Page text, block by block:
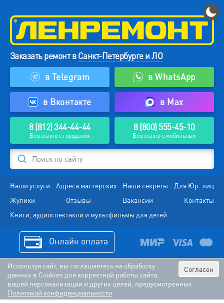
Заказать ремонт вСанкт-Петербурге и ЛО
в Telegram
в WhatsApp
в Вконтакте в Max
8 (812) 344-44-44
Бесплатно с городских
8 (800) 555-45-10
Бесплатно с мобильных
Поиск по сайту
Наши услуги Адреса мастерских Наши секреты
Для Юр. лиц
Жулики
Отзывы Вакансии
Контакты
Книги, аудиоспектакли и мультфильмы для детей
Онлайн оплата
Согласен
Используя сайт, вы соглашаетесь на обработку
данных в Cookies для корректной работы сайта,
вашей персонализации и других целей, предусмотренных
Политикой конфиденциальности